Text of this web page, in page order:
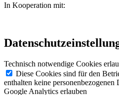
In Kooperation mit:
Technisch notwendige Cookies
Diese Cookies sind für den
enthalten keine personenbezogenen
Google Analytics erlauben